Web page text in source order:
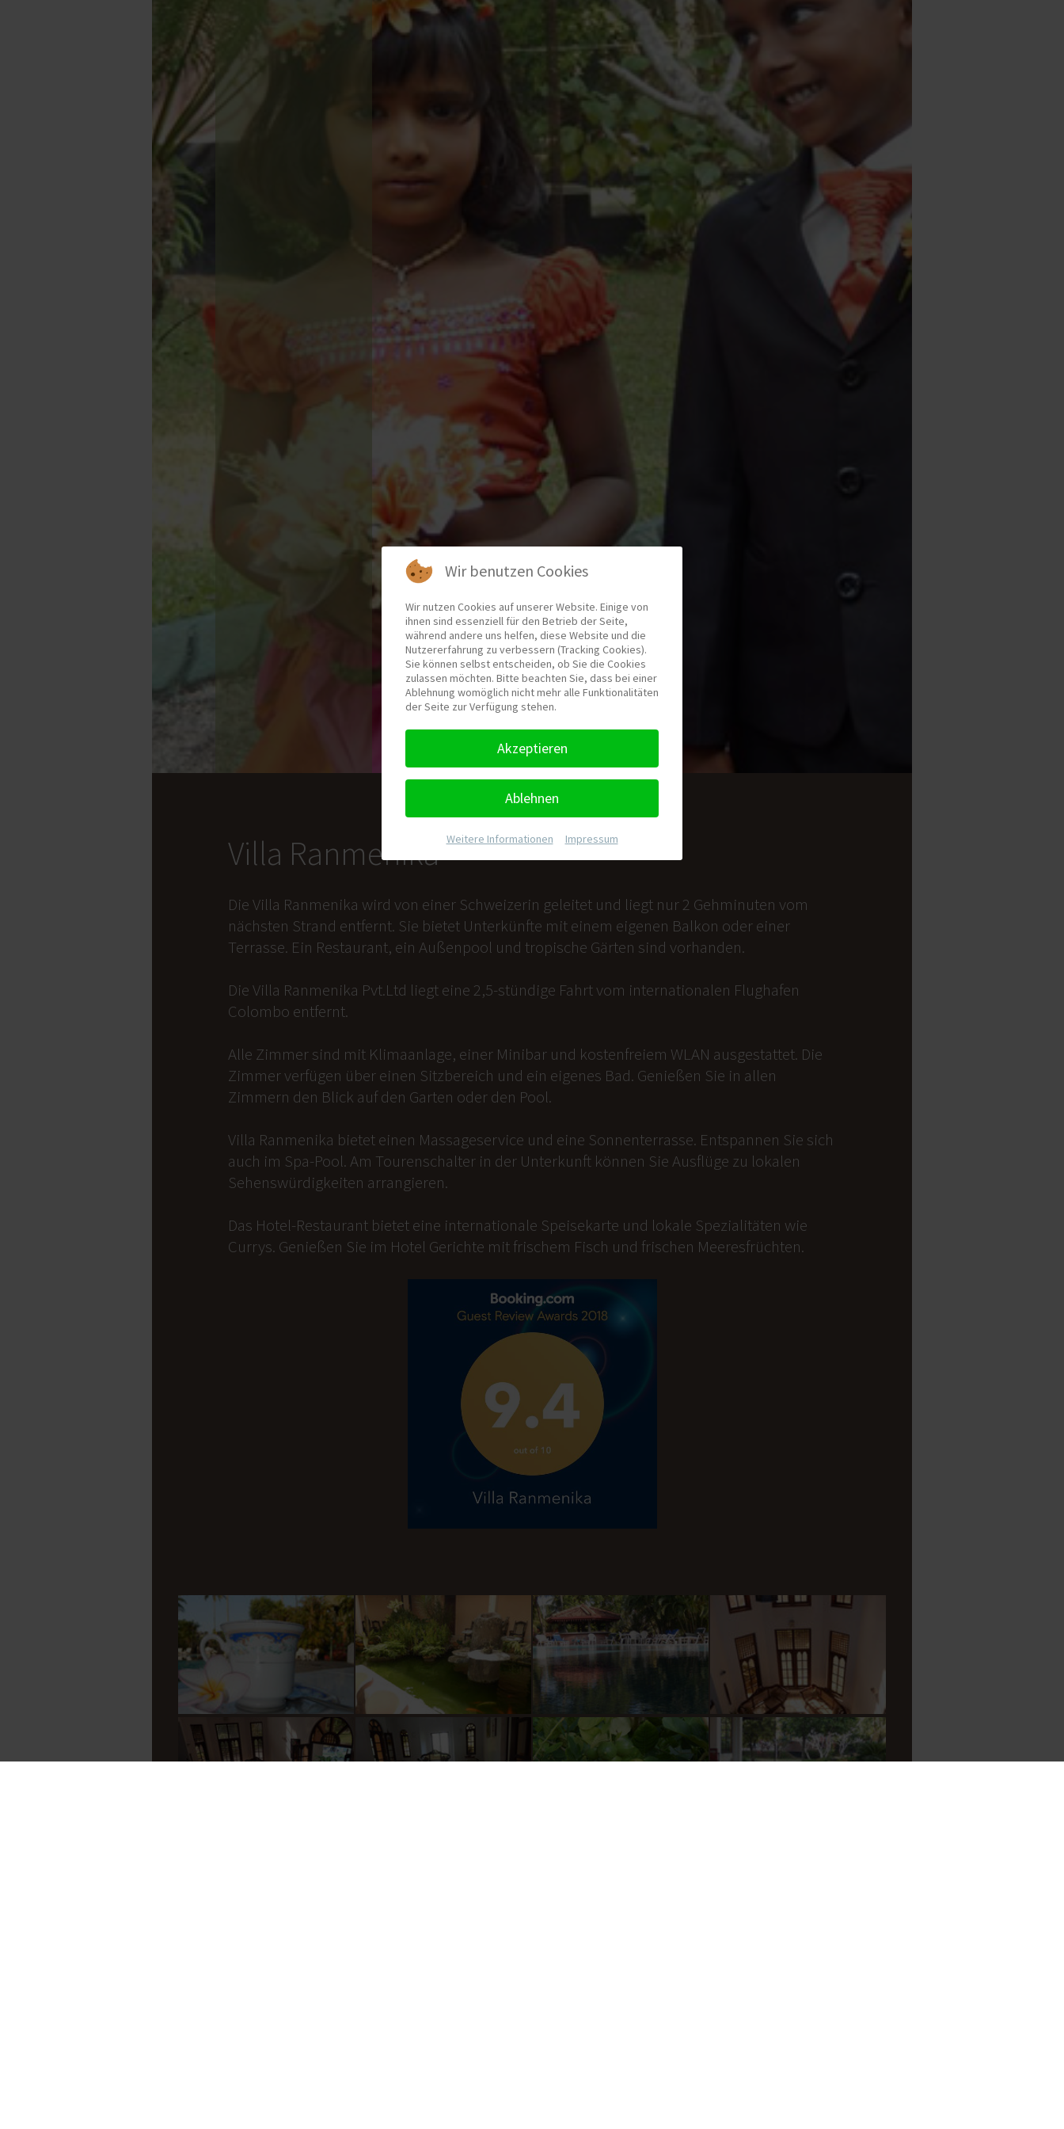
Villa Ranmenika
Die Villa Ranmenika wird von einer Schweizerin geleitet und liegt nur 2 Gehminuten vom
nächsten Strand entfernt. Sie bietet Unterkünfte mit einem eigenen Balkon oder einer
Terrasse. Ein Restaurant, ein Außenpool und tropische Gärten sind vorhanden.
Die Villa Ranmenika Pvt.Ltd liegt eine 2,5-stündige Fahrt vom internationalen Flughafen
Colombo entfernt.
Alle Zimmer sind mit Klimaanlage, einer Minibar und kostenfreiem WLAN ausgestattet. Die
Zimmer verfügen über einen Sitzbereich und ein eigenes Bad. Genießen Sie in allen
Zimmern den Blick auf den Garten oder den Pool.
Villa Ranmenika bietet einen Massageservice und eine Sonnenterrasse. Entspannen Sie sich
auch im Spa-Pool. Am Tourenschalter in der Unterkunft können Sie Ausflüge zu lokalen
Sehenswürdigkeiten arrangieren.
Das Hotel-Restaurant bietet eine internationale Speisekarte und lokale Spezialitäten wie
Currys. Genießen Sie im Hotel Gerichte mit frischem Fisch und frischen Meeresfrüchten.
Wir benutzen Cookies
Wir nutzen Cookies auf unserer Website. Einige von
ihnen sind essenziell für den Betrieb der Seite,
während andere uns helfen, diese Website und die
Nutzererfahrung zu verbessern (Tracking Cookies).
Sie können selbst entscheiden, ob Sie die Cookies
zulassen möchten. Bitte beachten Sie, dass bei einer
Ablehnung womöglich nicht mehr alle Funktionalitäten
der Seite zur Verfügung stehen.
Akzeptieren
Ablehnen
Weitere Informationen Impressum